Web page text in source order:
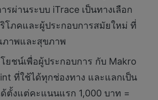
รผ่านระบบ iTrace เป็นทางเลือก
โภคและผู้ประกอบการสมัยใหม่ ที่
าพและสุขภาพ
ยชน์เพื่อผู้ประกอบการ กับ Makro
ที่ใช้ได้ทุกช่องทาง และแลกเป็น
ตั้งแต่คะแนนแรก 1,000 บาท =